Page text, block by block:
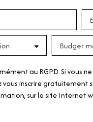
Budget
au RGPD. Si vous
inscrire gratuitement
sur le site Internet